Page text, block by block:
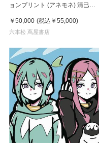
ョンプリント (アネモネ) 清巳
￥50,000 (税込 ￥55,000)
六本松 蔦屋書店